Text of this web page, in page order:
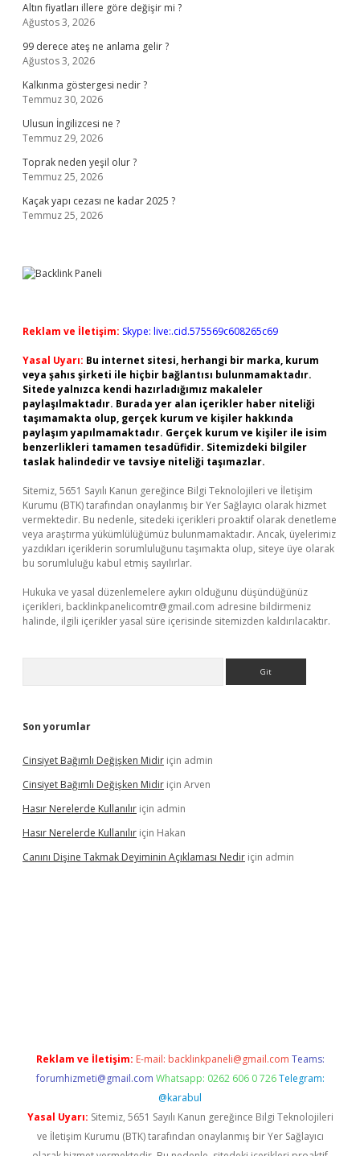
Altın fiyatları illere göre değişir mi ?
Ağustos 3, 2026
99 derece ateş ne anlama gelir ?
Ağustos 3, 2026
Kalkınma göstergesi nedir ?
Temmuz 30, 2026
Ulusun İngilizcesi ne ?
Temmuz 29, 2026
Toprak neden yeşil olur ?
Temmuz 25, 2026
Kaçak yapı cezası ne kadar 2025 ?
Temmuz 25, 2026
Reklam ve İletişim: Skype: live:.cid.575569c608265c69
Yasal Uyarı: Bu internet sitesi, herhangi bir marka, kurum
veya şahıs şirketi ile hiçbir bağlantısı bulunmamaktadır.
Sitede yalnızca kendi hazırladığımız makaleler
paylaşılmaktadır. Burada yer alan içerikler haber niteliği
taşımamakta olup, gerçek kurum ve kişiler hakkında
paylaşım yapılmamaktadır. Gerçek kurum ve kişiler ile isim
benzerlikleri tamamen tesadüfidir. Sitemizdeki bilgiler
taslak halindedir ve tavsiye niteliği taşımazlar.
Sitemiz, 5651 Sayılı Kanun gereğince Bilgi Teknolojileri ve İletişim
Kurumu (BTK) tarafından onaylanmış bir Yer Sağlayıcı olarak hizmet
vermektedir. Bu nedenle, sitedeki içerikleri proaktif olarak denetleme
veya araştırma yükümlülüğümüz bulunmamaktadır. Ancak, üyelerimiz
yazdıkları içeriklerin sorumluluğunu taşımakta olup, siteye üye olarak
bu sorumluluğu kabul etmiş sayılırlar.
Hukuka ve yasal düzenlemelere aykırı olduğunu düşündüğünüz
içerikleri, backlinkpanelicomtr@gmail.com adresine bildirmeniz
halinde, ilgili içerikler yasal süre içerisinde sitemizden kaldırılacaktır.
Son yorumlar
Cinsiyet Bağımlı Değişken Midir için admin
Cinsiyet Bağımlı Değişken Midir için Arven
Hasır Nerelerde Kullanılır için admin
Hasır Nerelerde Kullanılır için Hakan
Canını Dişine Takmak Deyiminin Açıklaması Nedir için admin
Reklam ve İletişim: E-mail: backlinkpaneli@gmail.com Teams:
forumhizmeti@gmail.com Whatsapp: 0262 606 0 726 Telegram:
@karabul
Yasal Uyarı: Sitemiz, 5651 Sayılı Kanun gereğince Bilgi Teknolojileri
ve İletişim Kurumu (BTK) tarafından onaylanmış bir Yer Sağlayıcı